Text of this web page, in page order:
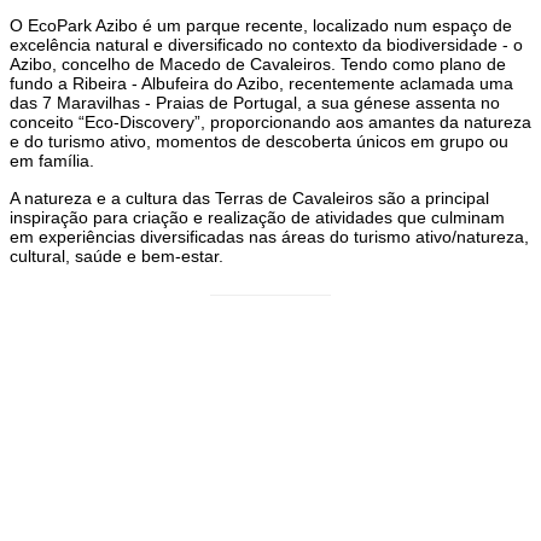
O EcoPark Azibo é um parque recente, localizado num espaço de
excelência natural e diversificado no contexto da biodiversidade - o
Azibo, concelho de Macedo de Cavaleiros. Tendo como plano de
fundo a Ribeira - Albufeira do Azibo, recentemente aclamada uma
das 7 Maravilhas - Praias de Portugal, a sua génese assenta no
conceito “Eco-Discovery”, proporcionando aos amantes da natureza
e do turismo ativo, momentos de descoberta únicos em grupo ou
em família.
A natureza e a cultura das Terras de Cavaleiros são a principal
inspiração para criação e realização de atividades que culminam
em experiências diversificadas nas áreas do turismo ativo/natureza,
cultural, saúde e bem-estar.